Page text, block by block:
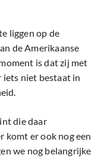
liggen op de
de Amerikaanse
is dat zij met
iets niet bestaat in
die daar
komt er ook nog een
we nog belangrijke